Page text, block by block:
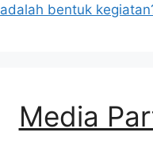
adalah bentuk
Media